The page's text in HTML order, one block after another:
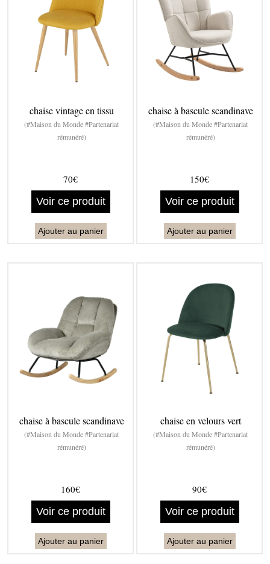
chaise vintage en tissu
(#Maison du Monde #Partenariat
rémunéré)
70€
Voir ce produit
Ajouter au panier
chaise à bascule scandinave
(#Maison du Monde #Partenariat
rémunéré)
150€
Voir ce produit
Ajouter au panier
chaise à bascule scandinave
(#Maison du Monde #Partenariat
rémunéré)
160€
Voir ce produit
Ajouter au panier
chaise en velours vert
(#Maison du Monde #Partenariat
rémunéré)
90€
Voir ce produit
Ajouter au panier